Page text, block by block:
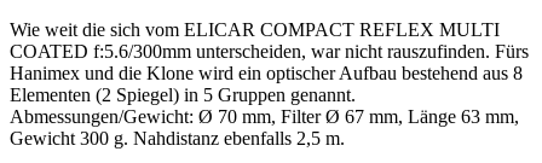
Wie weit die sich vom ELICAR COMPACT REFLEX MULTI
COATED f:5.6/300mm unterscheiden, war nicht rauszufinden. Fürs
Hanimex und die Klone wird ein optischer Aufbau bestehend aus 8
Elementen (2 Spiegel) in 5 Gruppen genannt.
Abmessungen/Gewicht: Ø 70 mm, Filter Ø 67 mm, Länge 63 mm,
Gewicht 300 g. Nahdistanz ebenfalls 2,5 m.